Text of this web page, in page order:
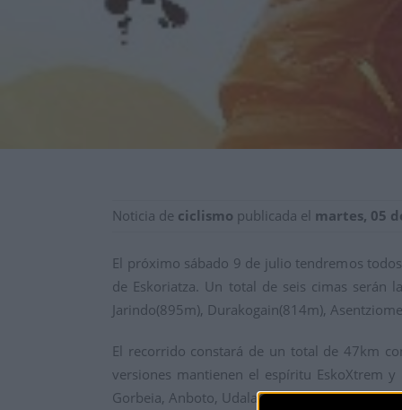
Noticia de ciclismo publicada el martes, 05
El próximo sábado 9 de julio tendremos
de Eskoriatza. Un total de seis cimas serán
Jarindo(895m), Durakogain(814m),
El recorrido constará de un total de 47km
versiones mantienen el espíritu EskoXtrem
Gorbeia, Anboto, Udalaitz, Elgea,